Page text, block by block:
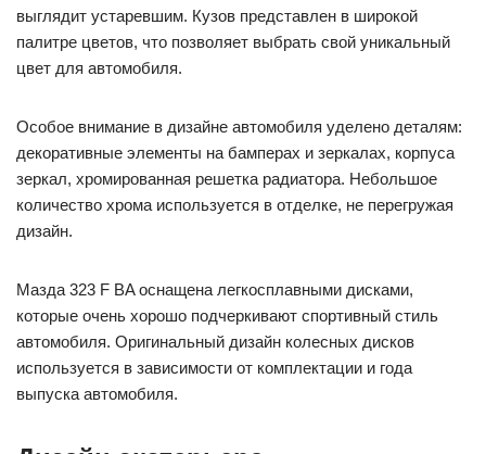
выглядит устаревшим. Кузов представлен в широкой
палитре цветов, что позволяет выбрать свой уникальный
цвет для автомобиля.
Особое внимание в дизайне автомобиля уделено деталям:
декоративные элементы на бамперах и зеркалах, корпуса
зеркал, хромированная решетка радиатора. Небольшое
количество хрома используется в отделке, не перегружая
дизайн.
Мазда 323 F BA оснащена легкосплавными дисками,
которые очень хорошо подчеркивают спортивный стиль
автомобиля. Оригинальный дизайн колесных дисков
используется в зависимости от комплектации и года
выпуска автомобиля.